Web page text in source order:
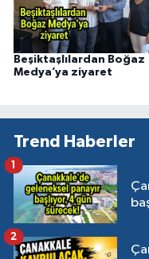
Beşiktaşlılardan Boğaz
Medya’ya ziyaret
Trend Haberler
1
2